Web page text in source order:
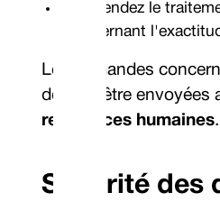
Suspendez le
concernant
Les demandes
doivent être envoyées
ressources humaines.
Sécurité des